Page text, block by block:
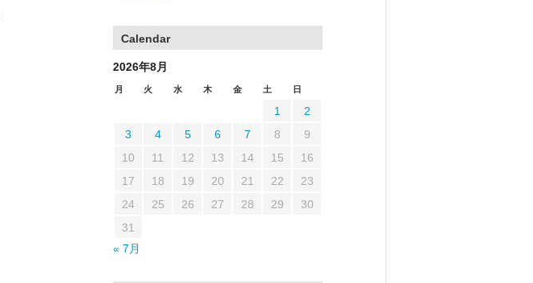
Calendar
2026年8月
月 火 水 木 金 土 日
1
2
3
4 5 6 7 8
9
10
11 12 13 14 15
16
17
18 19 20 21 22
23
24
25 26 27 28 29
30
31
« 7月